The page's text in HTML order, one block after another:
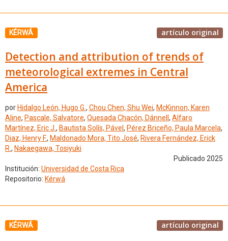
KÉRWÁ artículo original
Detection and attribution of trends of
meteorological extremes in Central
America
por Hidalgo León, Hugo G., Chou Chen, Shu Wei, McKinnon, Karen
Aline, Pascale, Salvatore, Quesada Chacón, Dánnell , Alfaro
Martínez, Eric J., Bautista Solís, Pável , Pérez Briceño, Paula Marcela,
Diaz, Henry F., Maldonado Mora, Tito José, Rivera Fernández, Erick
R., Nakaegawa, Tosiyuki
Publicado 2025
Institución: Universidad de Costa Rica
Repositorio: Kérwá
KÉRWÁ artículo original